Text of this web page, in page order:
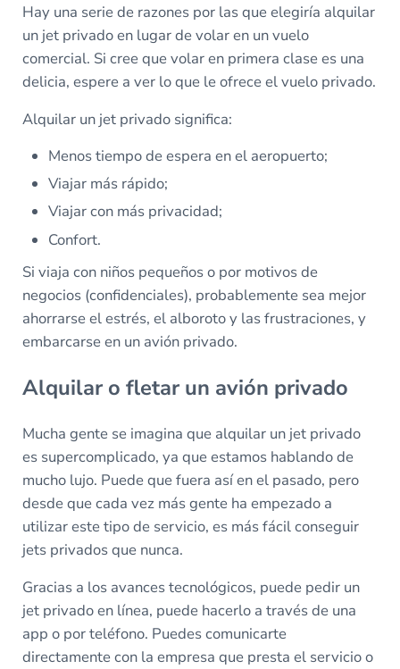
Hay una serie de razones por las que elegiría alquilar
un jet privado en lugar de volar en un vuelo
comercial. Si cree que volar en primera clase es una
delicia, espere a ver lo que le ofrece el vuelo privado.
Alquilar un jet privado significa:
Menos tiempo de espera en el aeropuerto;
Viajar más rápido;
Viajar con más privacidad;
Confort.
Si viaja con niños pequeños o por motivos de
negocios (confidenciales), probablemente sea mejor
ahorrarse el estrés, el alboroto y las frustraciones, y
embarcarse en un avión privado.
Alquilar o fletar un avión privado
Mucha gente se imagina que alquilar un jet privado
es supercomplicado, ya que estamos hablando de
mucho lujo. Puede que fuera así en el pasado, pero
desde que cada vez más gente ha empezado a
utilizar este tipo de servicio, es más fácil conseguir
jets privados que nunca.
Gracias a los avances tecnológicos, puede pedir un
jet privado en línea, puede hacerlo a través de una
app o por teléfono. Puedes comunicarte
directamente con la empresa que presta el servicio o